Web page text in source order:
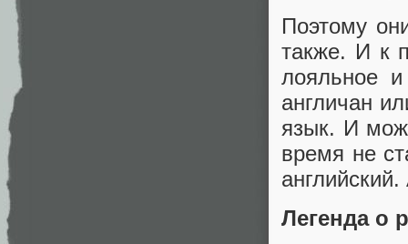
Поэтому
также. И к
лояльное
англичан
язык. И
время не
Легенда о